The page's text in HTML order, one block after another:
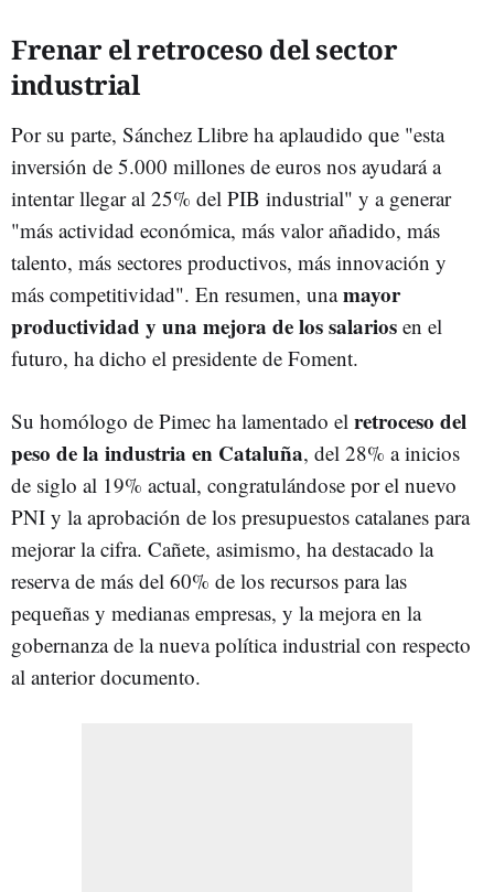
Frenar el retroceso del sector
industrial
Por su parte, Sánchez Llibre ha aplaudido que "esta
inversión de 5.000 millones de euros nos ayudará a
intentar llegar al 25% del PIB industrial" y a generar
"más actividad económica, más valor añadido, más
talento, más sectores productivos, más innovación y
más competitividad". En resumen, unamayor
productividad y una mejora de los salarios en el
futuro, ha dicho el presidente de Foment.
Su homólogo de Pimec ha lamentado el retroceso del
peso de la industria en Cataluña, del 28% a inicios
de siglo al 19% actual, congratulándose por el nuevo
PNI y la aprobación de los presupuestos catalanes para
mejorar la cifra. Cañete, asimismo, ha destacado la
reserva de más del 60% de los recursos para las
pequeñas y medianas empresas, y la mejora en la
gobernanza de la nueva política industrial con respecto
al anterior documento.